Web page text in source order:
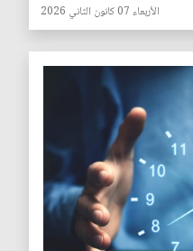
الأربعاء 07 كانون الثاني 2026